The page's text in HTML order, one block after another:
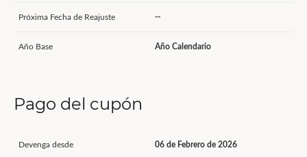
Próxima Fecha de Reajuste --
Año Base Año Calendario
Pago del cupón
Devenga desde 06 de Febrero de 2026